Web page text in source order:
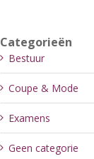
Categorieën
Bestuur
Coupe & Mode
Examens
Geen categorie